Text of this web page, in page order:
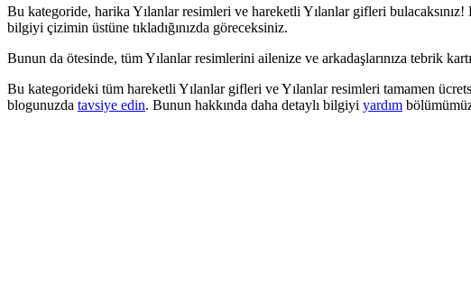
Bu kategoride, harika Yılanlar resimleri ve hareketli Yılanlar gifleri
bilgiyi çizimin üstüne tıkladığınızda göreceksiniz.
Bunun da ötesinde, tüm Yılanlar resimlerini ailenize ve arkadaşlarınıza tebrik
Bu kategorideki tüm hareketli Yılanlar gifleri ve Yılanlar resimleri tamamen
blogunuzda tavsiye edin. Bunun hakkında daha detaylı bilgiyi yardım